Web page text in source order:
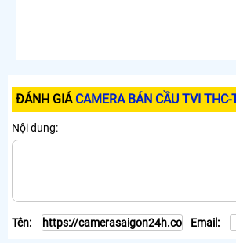
ĐÁNH GIÁ CAMERA BÁN CẦU TVI
Nội dung:
Tên: Email: